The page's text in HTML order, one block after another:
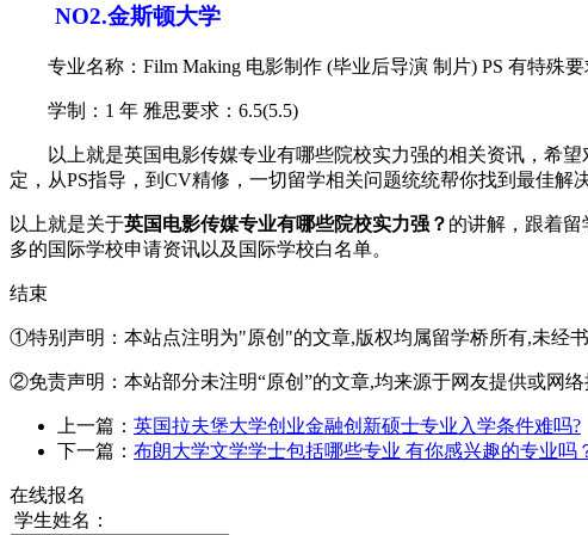
NO2.金斯顿大学
专业名称：Film Making 电影制作 (毕业后导演 制片) PS 有特殊要
学制：1 年 雅思要求：6.5(5.5)
以上就是英国电影传媒专业有哪些院校实力强的相关资讯，希望
定，从PS指导，到CV精修，一切留学相关问题统统帮你找到最佳解
以上就是关于英国电影传媒专业有哪些院校实力强？ 的讲解，跟着
多的国际学校申请资讯以及国际学校白名单。
结束
①特别声明：本站点注明为"原创"的文章,版权均属留学桥所有,未经
②免责声明：本站部分未注明“原创”的文章,均来源于网友提供或网
上一篇： 英国拉夫堡大学创业金融创新硕士专业入学条件难吗?
下一篇： 布朗大学文学学士包括哪些专业 有你感兴趣的专业吗
在线报名
学生姓名：